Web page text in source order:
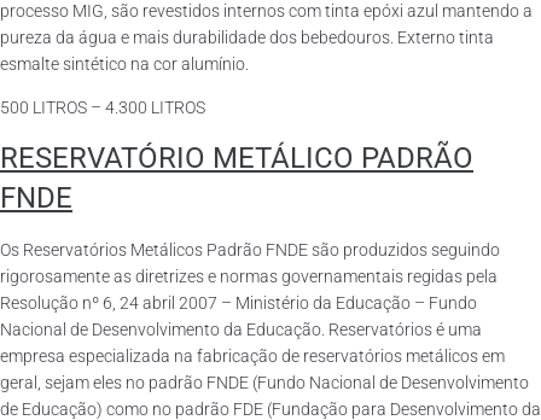
processo MIG, são revestidos internos com tinta epóxi azul mantendo a
pureza da água e mais durabilidade dos bebedouros. Externo tinta
esmalte sintético na cor alumínio.
500 LITROS – 4.300 LITROS
RESERVATÓRIO METÁLICO PADRÃO
FNDE
Os Reservatórios Metálicos Padrão FNDE são produzidos seguindo
rigorosamente as diretrizes e normas governamentais regidas pela
Resolução nº 6, 24 abril 2007 – Ministério da Educação – Fundo
Nacional de Desenvolvimento da Educação. Reservatórios é uma
empresa especializada na fabricação de reservatórios metálicos em
geral, sejam eles no padrão FNDE (Fundo Nacional de Desenvolvimento
de Educação) como no padrão FDE (Fundação para Desenvolvimento da